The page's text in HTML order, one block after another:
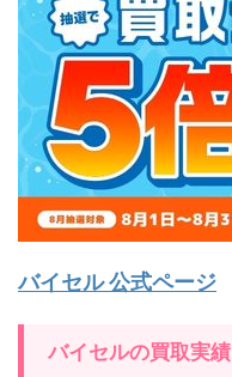
バイセル 公式ページ
バイセルの買取実績